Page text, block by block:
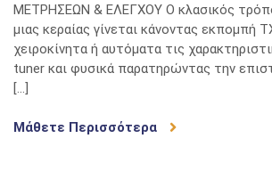
ΜΕΤΡΗΣΕΩΝ & ΕΛΕΓΧΟΥ Ο κλασικός
μιας κεραίας γίνεται κάνοντας εκπομπή
χειροκίνητα ή αυτόματα τις
tuner και φυσικά παρατηρώντας την
[…]
Μάθετε Περισσότερα